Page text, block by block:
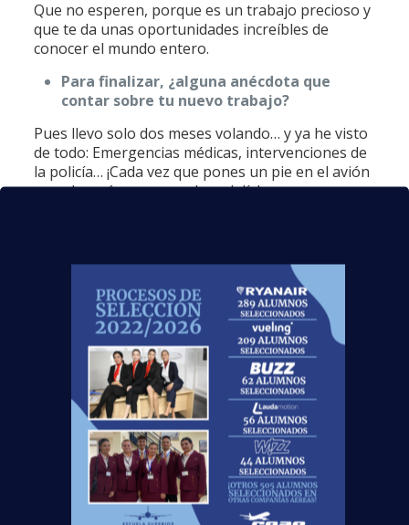
Que no esperen, porque es un trabajo precioso y
que te da unas oportunidades increíbles de
conocer el mundo entero.
Para finalizar, ¿alguna anécdota que
contar sobre tu nuevo trabajo?
Pues llevo solo dos meses volando… y ya he visto
de todo: Emergencias médicas, intervenciones de
la policía… ¡Cada vez que pones un pie en el avión
no sabes cómo va a acabar el día!
¡Gracias por concedernos esta entrevista! Y
enhorabuena por formar parte de losmás de 7000
alumnos que han conseguido empleo en el sector
aeronáutico. ¡Nos vemos volando!
Con elCurso TCP homologado
por la dirección general de
aviación civil(Ministerio de
Fomento) se adquieren los
conocimientos teóricos y prácticos
necesarios para realizar las